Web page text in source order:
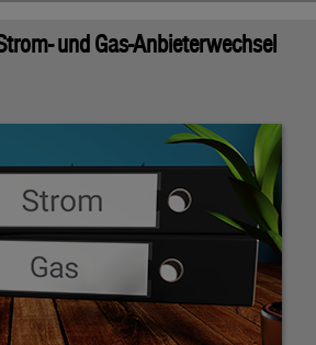
und Gas-Anbieterwechsel